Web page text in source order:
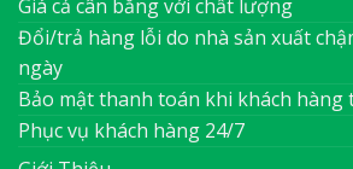
Giá cả cân bằng với chất lượng
Đổi/trả hàng lỗi do nhà sản xuất
ngày
Bảo mật thanh toán khi khách
Phục vụ khách hàng 24/7